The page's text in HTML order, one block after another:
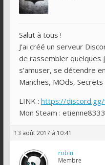
Salut à tous !
J’ai créé un serveur
de rassembler quelques
s’amuser, se détendre
Manches, MOds,
LINK : https://discord.gg/
Mon Steam : etienne8333
13 août 2017 à 10:41
robin
Membre